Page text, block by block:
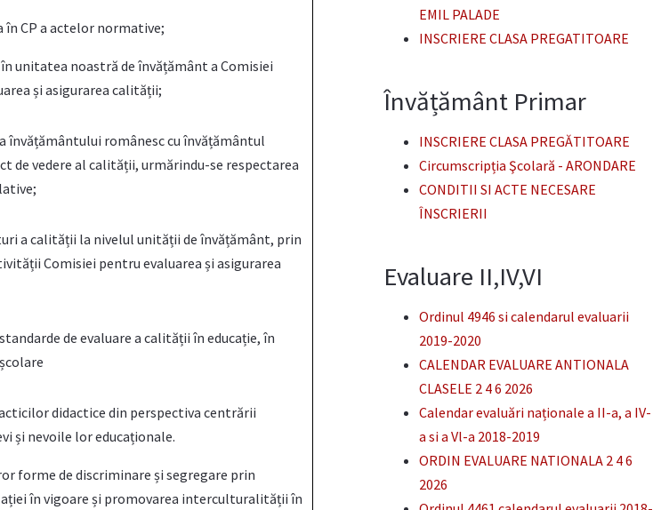
în CP a actelor normative;
unitatea noastră de învățământ a Comisiei
și asigurarea calității;
învățământului românesc cu învățământul
de vedere al calității, urmărindu-se respectarea
a calității la nivelul unității de învățământ, prin
Comisiei pentru evaluarea și asigurarea
de evaluare a calității în educație, în
didactice din perspectiva centrării
și nevoile lor educaționale.
forme de discriminare și segregare prin
în vigoare și promovarea interculturalității în
EMIL PALADE
INSCRIERE CLASA PREGATITOARE
Învățământ Primar
INSCRIERE CLASA PREGĂTITOARE
Circumscripția Şcolară - ARONDARE
CONDITII SI ACTE NECESARE
ÎNSCRIERII
Evaluare II,IV,VI
Ordinul 4946 si calendarul evaluarii
2019-2020
CALENDAR EVALUARE ANTIONALA
CLASELE 2 4 6 2026
Calendar evaluări naționale a II-a, a IV-
a si a Vl-a 2018-2019
ORDIN EVALUARE NATIONALA 2 4 6
2026